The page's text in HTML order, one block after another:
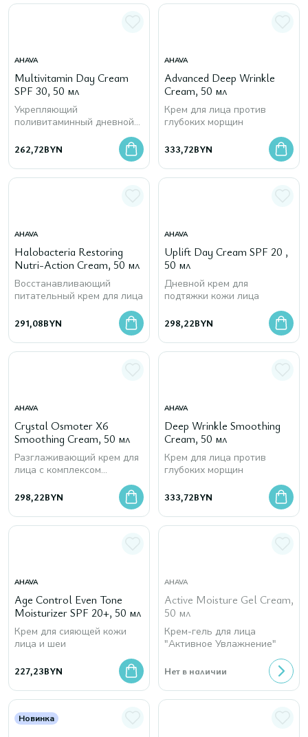
AHAVA
Multivitamin Day Cream
SPF 30, 50 мл
Укрепляющий
поливитаминный дневной
262,72BYN
AHAVA
Advanced Deep Wrinkle
Cream, 50 мл
Крем для лица против
глубоких морщин
333,72BYN
AHAVA
Halobacteria Restoring
Nutri-Action Cream, 50 мл
Восстанавливающий
питательный крем для лица
291,08BYN
AHAVA
Uplift Day Cream SPF 20 ,
50 мл
Дневной крем для
подтяжки кожи лица
298,22BYN
AHAVA
Crystal Osmoter X6
Smoothing Cream, 50 мл
Разглаживающий крем для
лица с комплексом
минералов мертвого моря
298,22BYN
AHAVA
Deep Wrinkle Smoothing
Cream, 50 мл
Крем для лица против
глубоких морщин
333,72BYN
AHAVA
Age Control Even Tone
Moisturizer SPF 20+, 50 мл
Крем для сияющей кожи
лица и шеи
227,23BYN
AHAVA
Active Moisture Gel Cream,
50 мл
Крем-гель для лица
"Активное Увлажнение"
Нет в наличии
Новинка